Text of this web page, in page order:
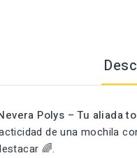
Polys – Tu aliada
de una mochila
🌈.